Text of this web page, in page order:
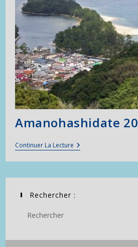
Amanohashidate
Continuer La LectureAmanohashidate
2016
Rechercher :